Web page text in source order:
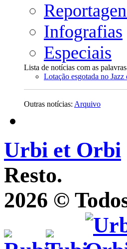
Infografias
Especiais
Lista de notícias com as
Lotação esgotada no
Outras notícias: Arquivo
Urbi et Orbi
Resto.
2026 ©